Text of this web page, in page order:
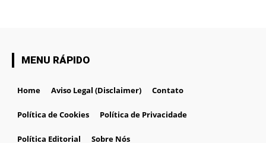
MENU RÁPIDO
Home Aviso Legal (Disclaimer) Contato
Política de Cookies Política de Privacidade
Política Editorial Sobre Nós